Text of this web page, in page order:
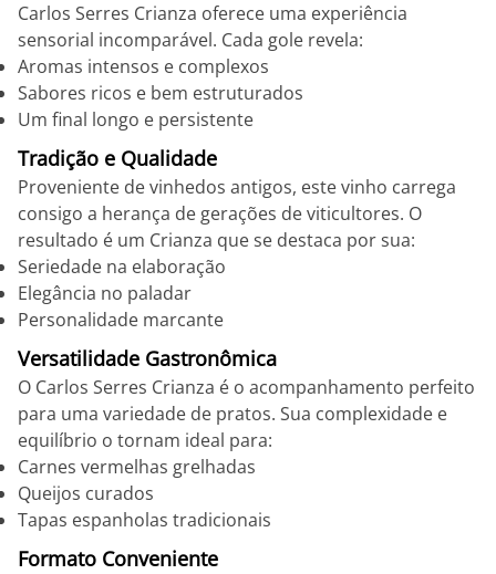
Carlos Serres Crianza oferece uma experiência
sensorial incomparável. Cada gole revela:
Aromas intensos e complexos
Sabores ricos e bem estruturados
Um final longo e persistente
Tradição e Qualidade
Proveniente de vinhedos antigos, este vinho carrega
consigo a herança de gerações de viticultores. O
resultado é um Crianza que se destaca por sua:
Seriedade na elaboração
Elegância no paladar
Personalidade marcante
Versatilidade Gastronômica
O Carlos Serres Crianza é o acompanhamento perfeito
para uma variedade de pratos. Sua complexidade e
equilíbrio o tornam ideal para:
Carnes vermelhas grelhadas
Queijos curados
Tapas espanholas tradicionais
Formato Conveniente